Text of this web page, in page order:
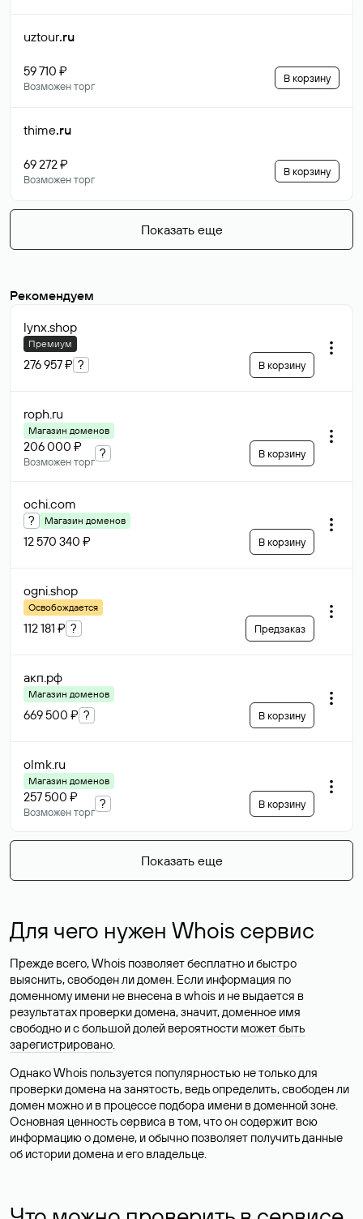
uztour.ru
59 710 ₽
Возможен торг
В корзину
thime.ru
69 272 ₽
Возможен торг
В корзину
Показать еще
Рекомендуем
lynx.shop
Премиум
276 957 ₽ ? В корзину
roph.ru
Магазин доменов
206 000 ₽
Возможен торг
? В корзину
ochi.com
? Магазин доменов
12 570 340 ₽ В корзину
ogni.shop
Освобождается
112 181 ₽ ? Предзаказ
акп.рф
Магазин доменов
669 500 ₽ ? В корзину
olmk.ru
Магазин доменов
257 500 ₽
Возможен торг
? В корзину
Показать еще
Для чего нужен Whois сервис
Прежде всего, Whois позволяет бесплатно и быстро
выяснить, свободен ли домен. Если информация по
доменному имени не внесена в whois и не выдается в
результатах проверки домена, значит, доменное имя
свободно и с большой долей вероятности может быть
зарегистрировано.
Однако Whois пользуется популярностью не только для
проверки домена на занятость, ведь определить, свободен ли
домен можно и в процессе подбора имени в доменной зоне.
Основная ценность сервиса в том, что он содержит всю
информацию о домене, и обычно позволяет получить данные
об истории домена и его владельце.